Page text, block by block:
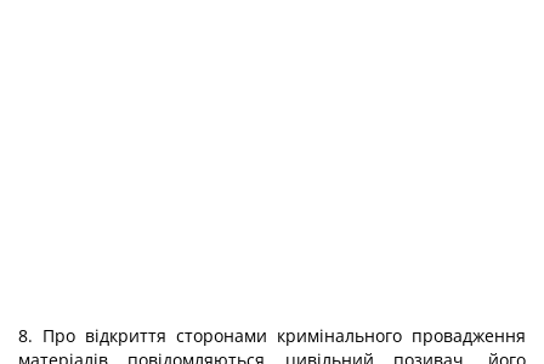
8. Про відкриття сторонами кримінального провадження